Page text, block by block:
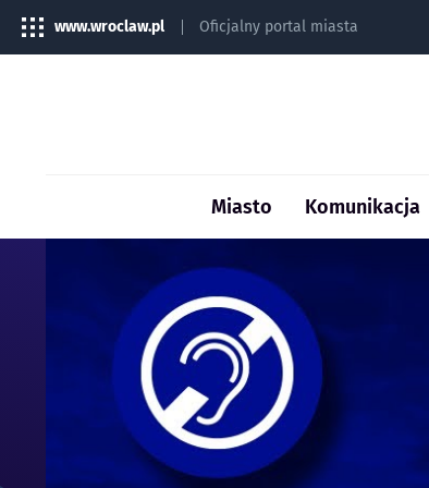
www.wroclaw.pl Oficjalny portal miasta
Miasto Komunikacja